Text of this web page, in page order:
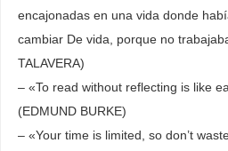
encajonadas en una vida donde
cambiar De vida, porque no
TALAVERA)
– «To read without reflecting is like
(EDMUND BURKE)
– «Your time is limited, so don’t